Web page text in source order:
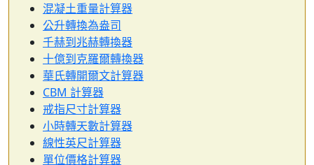
混凝土重量計算器
公升轉換為盎司
千赫到兆赫轉換器
十億到克羅爾轉換器
華氏轉開爾文計算器
CBM 計算器
戒指尺寸計算器
小時轉天數計算器
線性英尺計算器
單位價格計算器